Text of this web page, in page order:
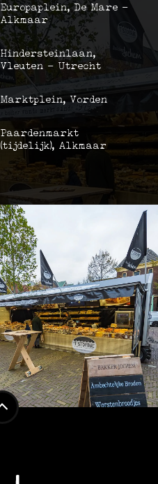
Europaplein, De Mare -
Alkmaar
Hindersteinlaan,
Vleuten - Utrecht
Marktplein, Vorden
Paardenmarkt
(tijdelijk), Alkmaar